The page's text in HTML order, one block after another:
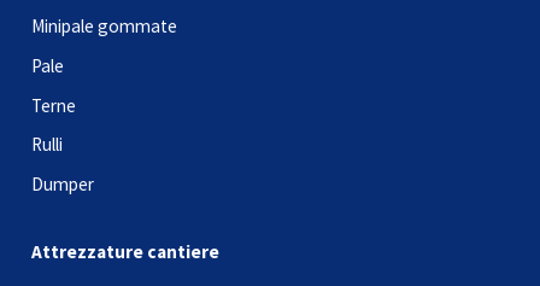
Minipale gommate
Pale
Terne
Rulli
Dumper
Attrezzature cantiere